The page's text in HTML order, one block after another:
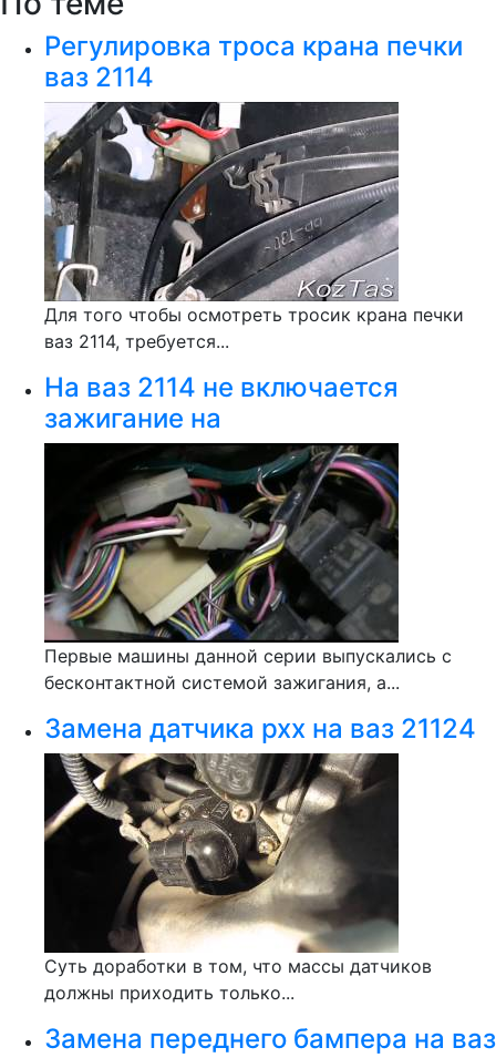
Регулировка троса крана печки
ваз 2114
Для того чтобы осмотреть тросик крана печки
ваз 2114, требуется...
На ваз 2114 не включается
зажигание на
Первые машины данной серии выпускались с
бесконтактной системой зажигания, а...
Замена датчика рхх на ваз 21124
Суть доработки в том, что массы датчиков
должны приходить только...
Замена переднего бампера на ваз